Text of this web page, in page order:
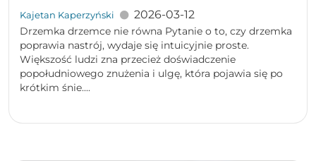
Kajetan Kaperzyński 2026-03-12
Drzemka drzemce nie równa Pytanie o to, czy drzemka
poprawia nastrój, wydaje się intuicyjnie proste.
Większość ludzi zna przecież doświadczenie
popołudniowego znużenia i ulgę, która pojawia się po
krótkim śnie....